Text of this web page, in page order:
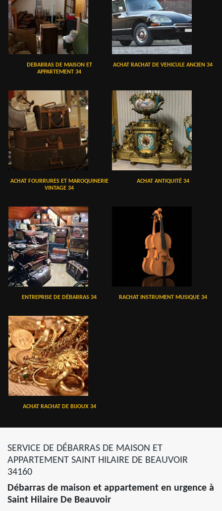
DEBARRAS DE MAISON ET
APPARTEMENT 34
ACHAT RACHAT DE VEHICULE ANCIEN 34
ACHAT FOURRURES ET MAROQUINERIE
VINTAGE 34
ACHAT ANTIQUITÉ 34
ENTREPRISE DE DÉBARRAS 34 RACHAT INSTRUMENT MUSIQUE 34
ACHAT RACHAT DE BIJOUX 34
SERVICE DE DÉBARRAS DE MAISON ET
APPARTEMENT SAINT HILAIRE DE BEAUVOIR
34160
Débarras de maison et appartement en urgence à
Saint Hilaire De Beauvoir